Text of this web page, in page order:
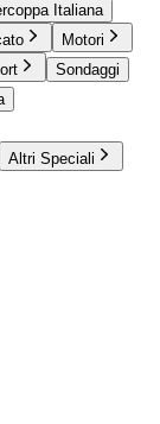
Italiana
Motori
Sondaggi
Altri Speciali